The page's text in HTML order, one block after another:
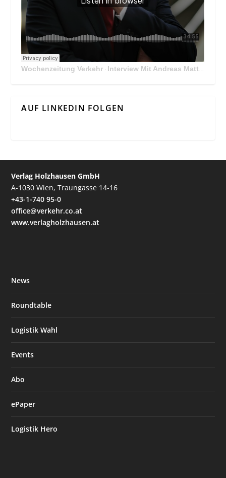
Wochenzeitung Verkehr · Interview Mit Andreas Matthä, CEO der ÖBB Holding
AUF LINKEDIN FOLGEN
Verlag Holzhausen GmbH
A-1030 Wien, Traungasse 14-16
+43-1-740 95-0
office@verkehr.co.at
www.verlagholzhausen.at
News
Roundtable
Logistik Wahl
Events
Abo
ePaper
Logistik Hero